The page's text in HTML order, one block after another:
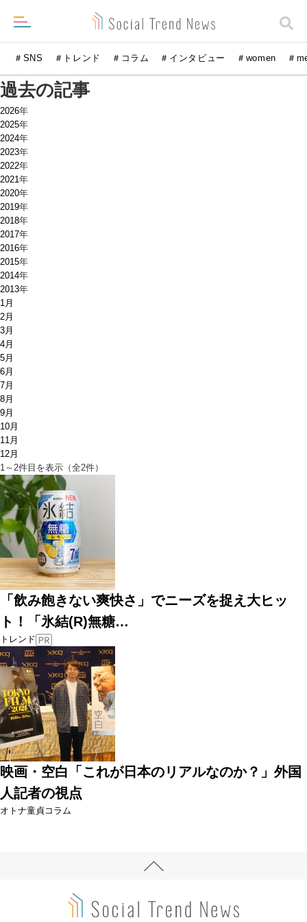
＃SNS ＃トレンド ＃コラム ＃インタビュー ＃women ＃
過去の記事
2026年
2025年
2024年
2023年
2022年
2021年
2020年
2019年
2018年
2017年
2016年
2015年
2014年
2013年
1月
2月
3月
4月
5月
6月
7月
8月
9月
10月
11月
12月
1～2件目を表示（全2件）
「飲み飽きない爽快さ」でニーズを捉え大ヒッ
ト！「氷結(R)無糖…
トレンド
映画・空白「これが日本のリアルなのか？」外国
人記者の視点
オトナ童貞コラム